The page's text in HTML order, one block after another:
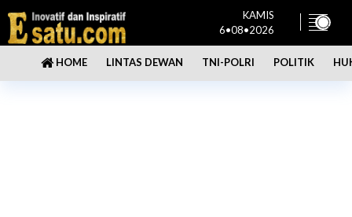
KAMIS
6•08•2026
HOME LINTAS DEWAN TNI-POLRI POLITIK